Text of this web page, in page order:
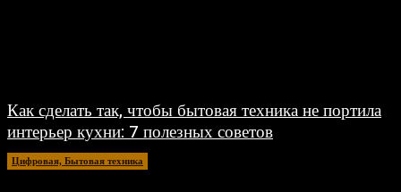
Как сделать так, чтобы бытовая техника не портила
интерьер кухни: 7 полезных советов
Цифровая, Бытовая техника